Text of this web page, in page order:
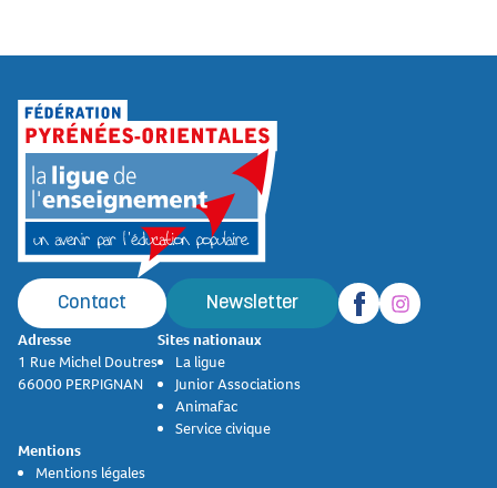
Contact Newsletter
Adresse
1 Rue Michel Doutres
66000 PERPIGNAN
Sites nationaux
La ligue
Junior Associations
Animafac
Service civique
Mentions
Mentions légales